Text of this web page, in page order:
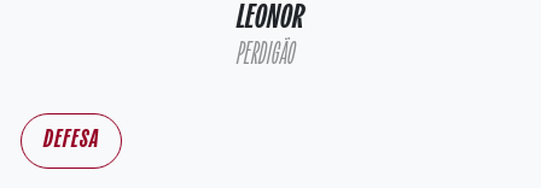
LEONOR
PERDIGÃO
DEFESA